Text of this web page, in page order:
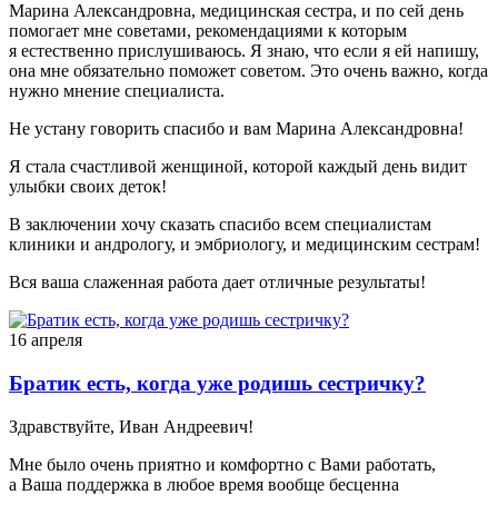
Марина Александровна, медицинская сестра, и по сей день
помогает мне советами, рекомендациями к которым
я естественно прислушиваюсь. Я знаю, что если я ей напишу,
она мне обязательно поможет советом. Это очень важно, когда
нужно мнение специалиста.
Не устану говорить спасибо и вам Марина Александровна!
Я стала счастливой женщиной, которой каждый день видит
улыбки своих деток!
В заключении хочу сказать спасибо всем специалистам
клиники и андрологу, и эмбриологу, и медицинским сестрам!
Вся ваша слаженная работа дает отличные результаты!
16 апреля
Братик есть, когда уже родишь сестричку?
Здравствуйте, Иван Андреевич!
Мне было очень приятно и комфортно с Вами работать,
а Ваша поддержка в любое время вообще бесценна